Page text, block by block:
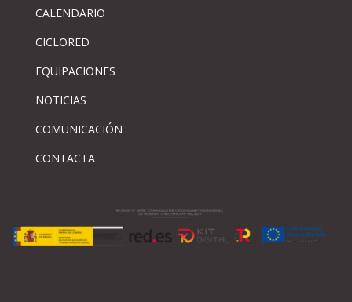
CALENDARIO
CICLORED
EQUIPACIONES
NOTICIAS
COMUNICACIÓN
CONTACTA